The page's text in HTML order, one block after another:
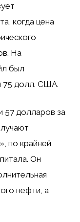
когда цена
На
был
75 долл. США.
57 долларов за
по крайней
Он
нефти, а